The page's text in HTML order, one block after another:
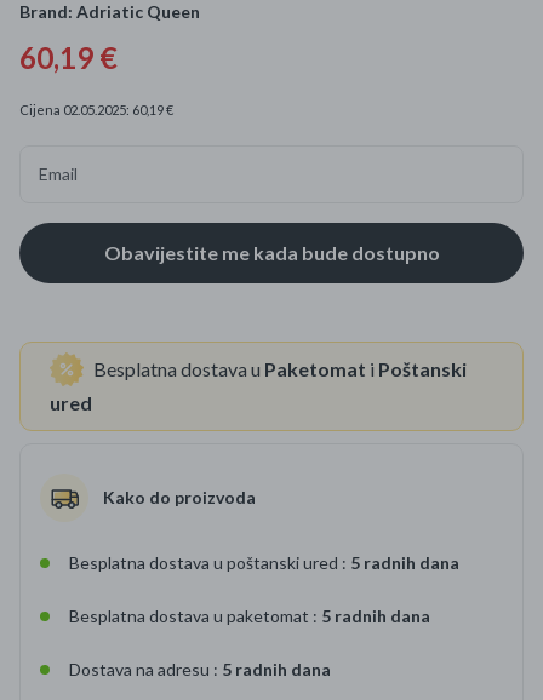
Najpopularniji proizvodi
Roba s greškom
Brand: Adriatic Queen
60,19 €
Cijena 02.05.2025: 60,19 €
Email
Besplatna dostava u Paketomat i Poštanski
ured
Kako do proizvoda
Besplatna dostava u poštanski ured : 5 radnih dana
Besplatna dostava u paketomat : 5 radnih dana
Dostava na adresu : 5 radnih dana